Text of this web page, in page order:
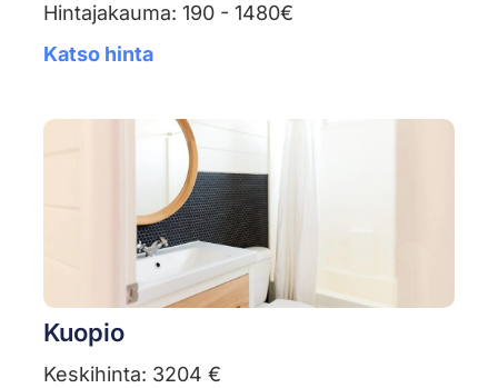
Hintajakauma: 190 - 1480€
Katso hinta
Kuopio
Keskihinta: 3204 €